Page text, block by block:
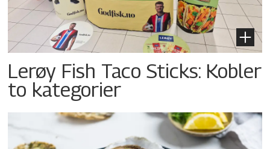
Lerøy Fish Taco Sticks: Kobler
to kategorier